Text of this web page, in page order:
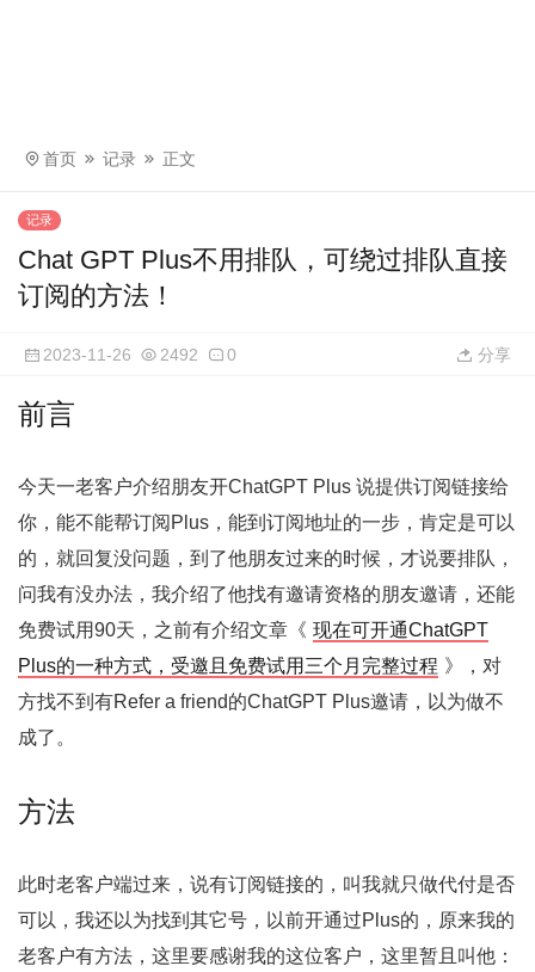
首页 记录 正文
记录
Chat GPT Plus不用排队，可绕过排队直接
订阅的方法！
2023-11-26 2492 0 分享
前言
今天一老客户介绍朋友开ChatGPT Plus 说提供订阅链接给
你，能不能帮订阅Plus，能到订阅地址的一步，肯定是可以
的，就回复没问题，到了他朋友过来的时候，才说要排队，
问我有没办法，我介绍了他找有邀请资格的朋友邀请，还能
免费试用90天，之前有介绍文章《 现在可开通ChatGPT
Plus的一种方式，受邀且免费试用三个月完整过程 》，对
方找不到有Refer a friend的ChatGPT Plus邀请，以为做不
成了。
方法
此时老客户端过来，说有订阅链接的，叫我就只做代付是否
可以，我还以为找到其它号，以前开通过Plus的，原来我的
老客户有方法，这里要感谢我的这位客户，这里暂且叫他：